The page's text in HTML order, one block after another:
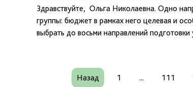
Здравствуйте, Ольга Николаевна. Одно
группы: бюджет в рамках него целевая и
выбрать до восьми направлений
Назад 1 ... 111